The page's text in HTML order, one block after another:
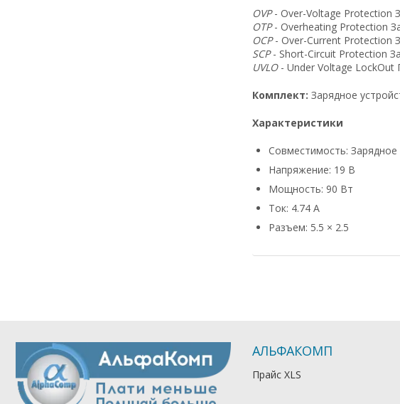
OVP- Over-Voltage Protection
OTP- Overheating Protection
OCP- Over-Current Protection
SCP- Short-Circuit Protection
UVLO- Under Voltage LockOut
Комплект: Зарядное
Характеристики
Совместимость: Зарядное
Напряжение: 19 В
Мощность: 90 Вт
Ток: 4.74 А
Разъем: 5.5 × 2.5
АЛЬФАКОМП
Прайс XLS